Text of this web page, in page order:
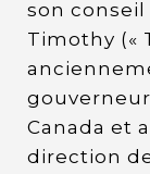
son
Timothy («
Canada et
direction